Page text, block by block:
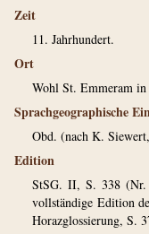
Zeit
11. Jahrhundert.
Ort
Wohl St. Emmeram in
Sprachgeographische
Obd. (nach K.
Edition
StSG. II, S. 338 (Nr.
vollständige Edition
Horazglossierung, S.